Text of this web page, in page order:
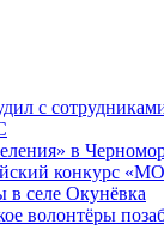
с
в
конкурс
в селе Окунёвка
волонтёры